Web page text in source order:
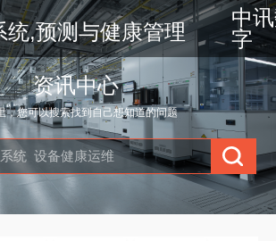
中
字
资讯中心
，您可以搜索找到自己想知道的问题